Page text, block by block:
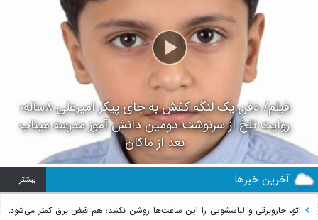
فیلم/ دفن یک لنگه کفش به جای پیکر امیرعلی ۸ساله؛
روایت تلخ از سرنوشت دومین دانش آموز مدرسه میناب
بعد از ماکان
آخرین خبرها بيشتر ...
اتو، جاروبرقی و لباسشویی را این ساعت‌ها روشن نکنید؛ هم قبض برق کمتر می‌شود،